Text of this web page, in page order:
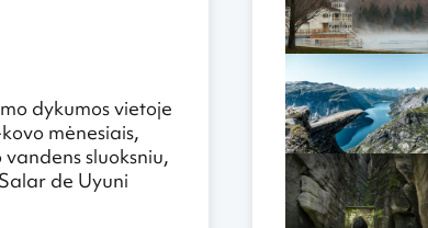
dykumos vietoje
mėnesiais,
sluoksniu,
de Uyuni